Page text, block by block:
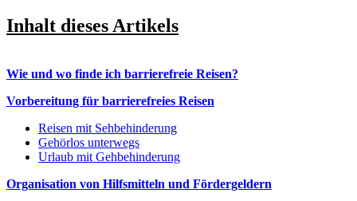
Inhalt dieses Artikels
Wie und wo finde ich barrierefreie Reisen?
Vorbereitung für barrierefreies Reisen
Reisen mit Sehbehinderung
Gehörlos unterwegs
Urlaub mit Gehbehinderung
Organisation von Hilfsmitteln und Fördergeldern